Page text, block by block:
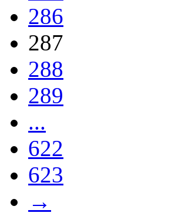
286
287
288
289
...
622
623
→